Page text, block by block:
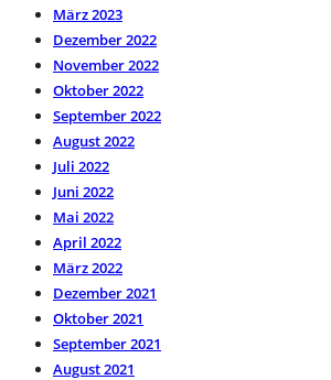
März 2023
Dezember 2022
November 2022
Oktober 2022
September 2022
August 2022
Juli 2022
Juni 2022
Mai 2022
April 2022
März 2022
Dezember 2021
Oktober 2021
September 2021
August 2021